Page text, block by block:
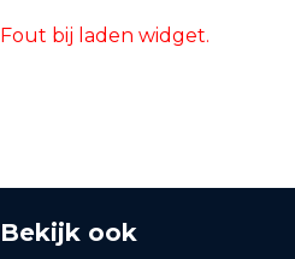
Fout bij laden widget.
Bekijk ook